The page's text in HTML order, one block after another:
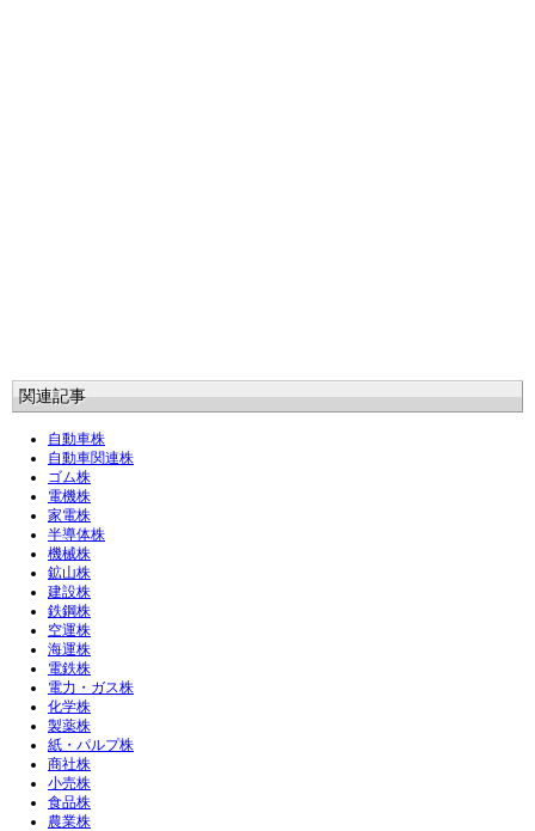
関連記事
自動車株
自動車関連株
ゴム株
電機株
家電株
半導体株
機械株
鉱山株
建設株
鉄鋼株
空運株
海運株
電鉄株
電力・ガス株
化学株
製薬株
紙・パルプ株
商社株
小売株
食品株
農業株